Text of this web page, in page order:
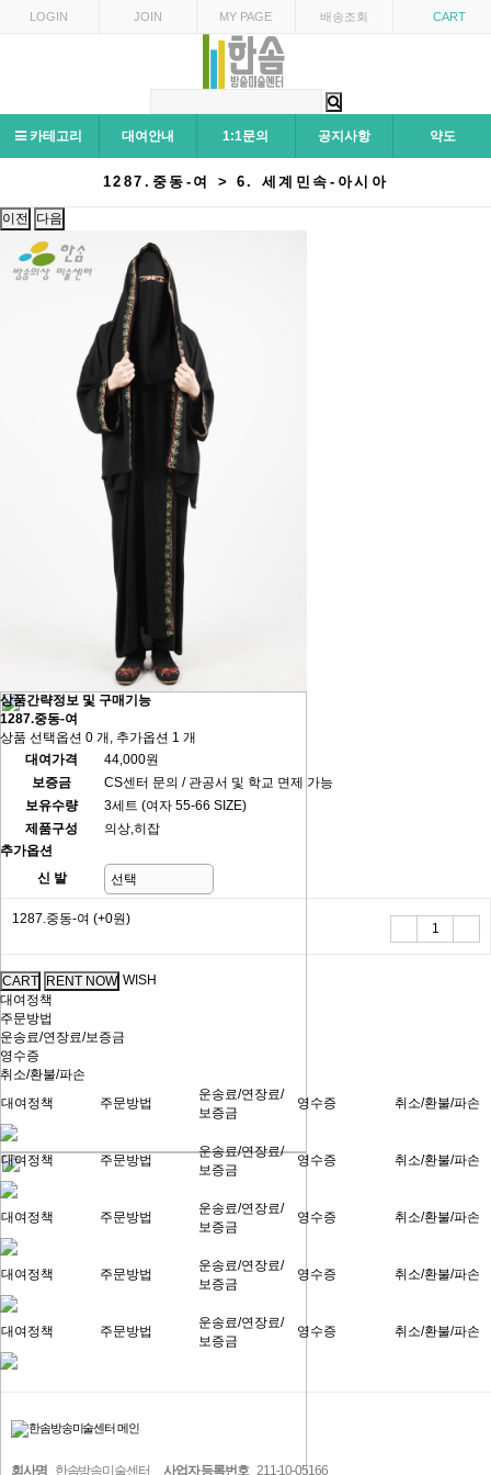
LOGIN JOIN MY PAGE 배송조회 CART
카테고리 대여안내 1:1문의 공지사항 약도
1287.중동-여 > 6. 세계민속-아시아
이전 다음
상품간략정보 및 구매기능
1287.중동-여
상품 선택옵션 0 개, 추가옵션 1 개
대여가격
44,000원
보증금
CS센터 문의 / 관공서 및 학교 면제 가능
보유수량
3세트 (여자 55-66 SIZE)
제품구성
의상,히잡
추가옵션
신 발
1287.중동-여 (+0원)
WISH
대여정책
주문방법
운송료/연장료/보증금
영수증
취소/환불/파손
대여정책
주문방법
운송료/연장료/
보증금
영수증 취소/환불/파손
대여정책 주문방법
운송료/연장료/
보증금
영수증 취소/환불/파손
대여정책 주문방법
운송료/연장료/
보증금
영수증 취소/환불/파손
대여정책 주문방법
운송료/연장료/
보증금
영수증 취소/환불/파손
대여정책 주문방법
운송료/연장료/
보증금
영수증 취소/환불/파손
회사명 한솜방송미술센터 사업자 등록번호 211-10-05166